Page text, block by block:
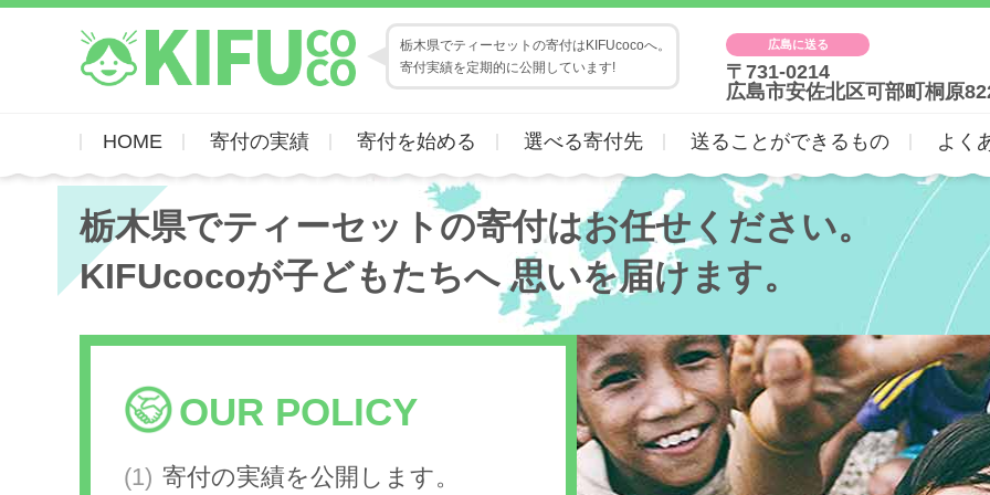
栃木県でティーセットの寄付はKIFUcocoへ。
寄付実績を定期的に公開しています!
広島に送る
〒731-0214
広島市安佐北区可部町桐原
HOME 寄付の実績 寄付を始める 選べる寄付先 送ることができるもの よく
栃木県でティーセットの寄付はお任せください。
KIFUcocoが子どもたちへ思いを届けます。
OUR POLICY
寄付の実績を公開します。